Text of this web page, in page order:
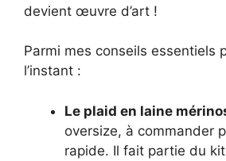
devient œuvre d’art !
Parmi mes conseils essentiels
l’instant :
Le plaid en laine
oversize, à commander
rapide. Il fait partie du